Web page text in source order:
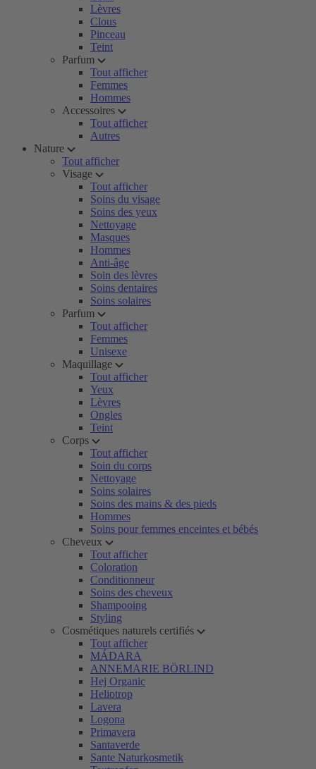
Lèvres
Clous
Pinceau
Teint
Parfum
Tout afficher
Femmes
Hommes
Accessoires
Tout afficher
Autres
Nature
Tout afficher
Visage
Tout afficher
Soins du visage
Soins des yeux
Nettoyage
Masques
Hommes
Anti-âge
Soin des lèvres
Soins dentaires
Soins solaires
Parfum
Tout afficher
Femmes
Unisexe
Maquillage
Tout afficher
Yeux
Lèvres
Ongles
Teint
Corps
Tout afficher
Soin du corps
Nettoyage
Soins solaires
Soins des mains & des pieds
Hommes
Soins pour femmes enceintes et bébés
Cheveux
Tout afficher
Coloration
Conditionneur
Soins des cheveux
Shampooing
Styling
Cosmétiques naturels certifiés
Tout afficher
MÁDARA
ANNEMARIE BÖRLIND
Hej Organic
Heliotrop
Lavera
Logona
Primavera
Santaverde
Sante Naturkosmetik